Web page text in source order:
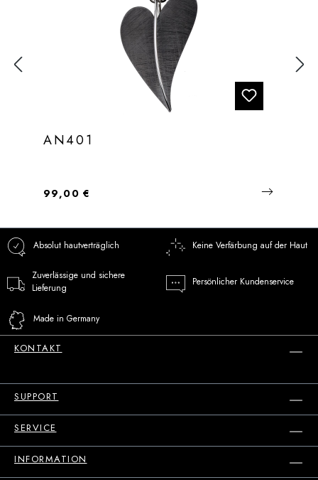
AN401
Regulärer Preis:
99,00 €
Absolut hautverträglich Keine Verfärbung auf der Haut
Zuverlässige und sichere
Lieferung
Persönlicher Kundenservice
Made in Germany
KONTAKT
SUPPORT
SERVICE
INFORMATION